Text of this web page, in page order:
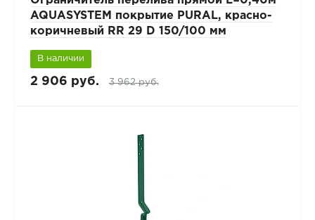
AQUASYSTEM покрытие PURAL, красно-
коричневый RR 29 D 150/100 мм
В наличии
2 906 руб. 3 962 руб.